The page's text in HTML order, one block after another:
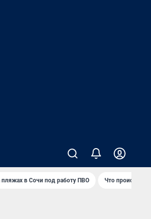
пляжах в Сочи под работу ПВО Что происходит